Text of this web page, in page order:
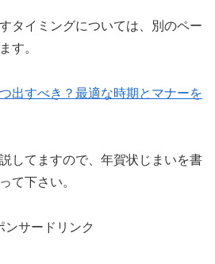
タイミングについては、別のペー
す。
出すべき？最適な時期とマナーを
してますので、年賀状じまいを書
て下さい。
ンサードリンク